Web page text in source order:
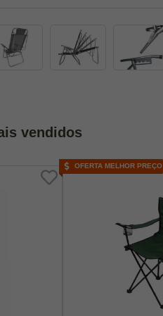
vendidos
OFERTA MELHOR PREÇO